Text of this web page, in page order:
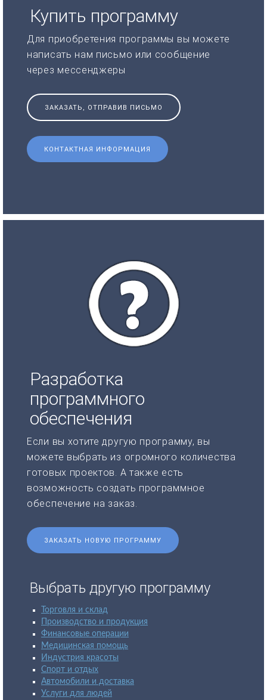
Купить программу
Для приобретения программы вы можете
написать нам письмо или сообщение
через мессенджеры
ЗАКАЗАТЬ, ОТПРАВИВ ПИСЬМО
КОНТАКТНАЯ ИНФОРМАЦИЯ
Разработка
программного
обеспечения
Если вы хотите другую программу, вы
можете выбрать из огромного количества
готовых проектов. А также есть
возможность создать программное
обеспечение на заказ.
ЗАКАЗАТЬ НОВУЮ ПРОГРАММУ
Выбрать другую программу
Торговля и склад
Производство и продукция
Финансовые операции
Медицинская помощь
Индустрия красоты
Спорт и отдых
Автомобили и доставка
Услуги для людей